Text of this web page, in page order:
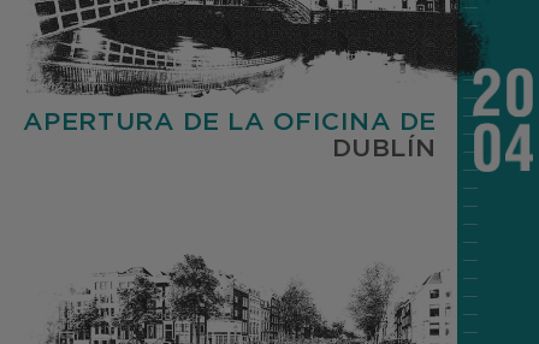
APERTURA DE LA OFICINA DE
DUBLÍN